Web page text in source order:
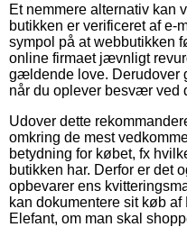
Et nemmere alternativ kan
butikken er verificeret af
sympol på at webbutikken
online firmaet jævnligt
gældende love. Derudover
når du oplever besvær ved
Udover dette
omkring de mest
betydning for købet, fx
butikken har. Derfor er det
opbevarer ens
kan dokumentere sit køb
Elefant, om man skal